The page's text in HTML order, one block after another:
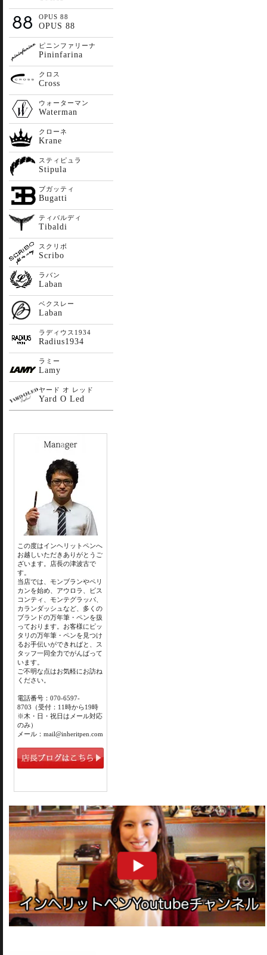
OPUS 88
OPUS 88
ピニンファリーナ
Pininfarina
クロス
Cross
ウォーターマン
Waterman
クローネ
Krane
スティピュラ
Stipula
ブガッティ
Bugatti
ティバルディ
Tibaldi
スクリボ
Scribo
ラバン
Laban
ベクスレー
Laban
ラディウス1934
Radius1934
ラミー
Lamy
ヤード オ レッド
Yard O Led
この度はインヘリットペンへ
お越しいただきありがとうご
ざいます。店長の津波古で
す。
当店では、モンブランやペリ
カンを始め、アウロラ、ビス
コンティ、モンテグラッパ、
カランダッシュなど、多くの
ブランドの万年筆・ペンを扱
っております。お客様にピッ
タリの万年筆・ペンを見つけ
るお手伝いができればと、ス
タッフ一同全力でがんばって
います。
ご不明な点はお気軽にお訪ね
ください。
電話番号：070-6597-
8703（受付：11時から19時
※木・日・祝日はメール対応
のみ）
メール：mail@inheritpen.com